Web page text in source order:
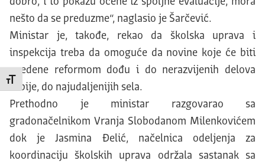
Promeni veličinu slova
nešto da se preduzme“, naglasio je Šarčević.
Ministar je, takođe, rekao da školska uprava i
inspekcija treba da omoguće da novine koje će biti
uvedene reformom dođu i do nerazvijenih delova
Srbije, do najudaljenijih sela.
Prethodno je ministar razgovarao sa
gradonačelnikom Vranja Slobodanom Milenkovićem
dok je Jasmina Đelić, načelnica odeljenja za
koordinaciju školskih uprava održala sastanak sa